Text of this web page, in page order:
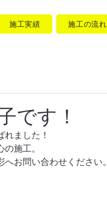
施工実績 施工の流れ
です！
ました！
施工。
お問い合わせください。